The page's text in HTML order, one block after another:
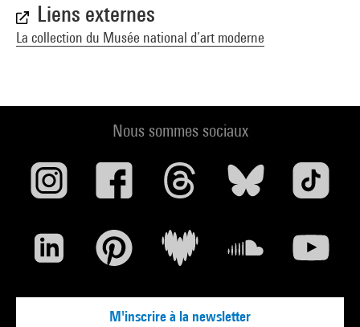
Liens externes
La collection du Musée national d’art moderne
Nous sommes sociaux
M'inscrire à la newsletter